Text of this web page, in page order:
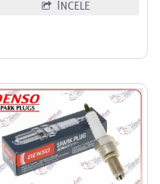
İNCELE